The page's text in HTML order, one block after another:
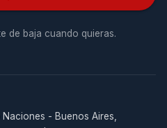
de baja cuando quieras.
- Buenos Aires,